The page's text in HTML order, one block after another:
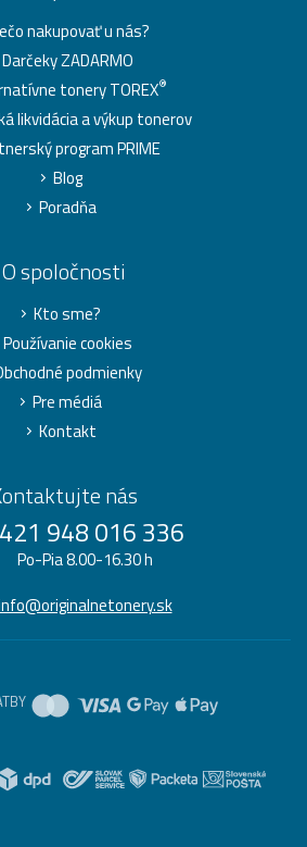
nakupovať u nás?
Darčeky ZADARMO
tonery TOREX®
likvidácia a výkup tonerov
program PRIME
Blog
Poradňa
O spoločnosti
Kto sme?
Používanie cookies
podmienky
Pre médiá
Kontakt
nás
948 016 336
Po-Pia 8.00-16.30 h